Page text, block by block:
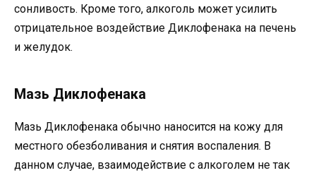
сонливость. Кроме того, алкоголь может усилить
отрицательное воздействие Диклофенака на печень
и желудок.
Мазь Диклофенака
Мазь Диклофенака обычно наносится на кожу для
местного обезболивания и снятия воспаления. В
данном случае, взаимодействие с алкоголем не так